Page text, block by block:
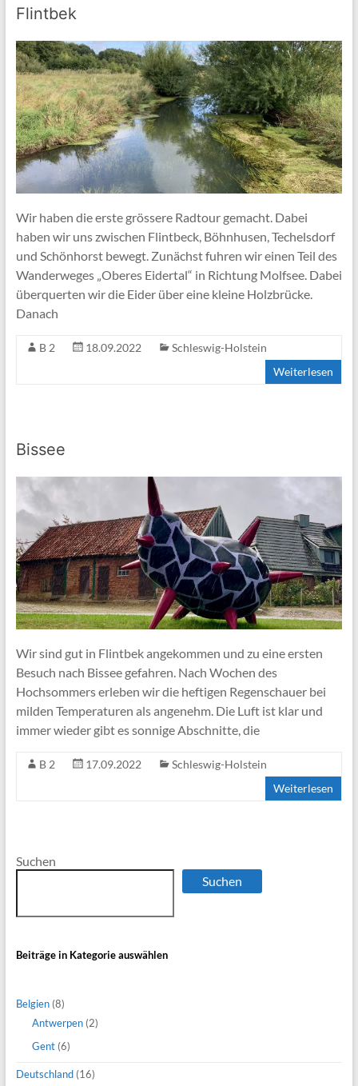
Flintbek
Wir haben die erste grössere Radtour gemacht. Dabei
haben wir uns zwischen Flintbeck, Böhnhusen, Techelsdorf
und Schönhorst bewegt. Zunächst fuhren wir einen Teil des
Wanderweges „Oberes Eidertal“ in Richtung Molfsee. Dabei
überquerten wir die Eider über eine kleine Holzbrücke.
Danach
B 2 18.09.2022
Schleswig-Holstein
Weiterlesen
Bissee
Wir sind gut in Flintbek angekommen und zu eine ersten
Besuch nach Bissee gefahren. Nach Wochen des
Hochsommers erleben wir die heftigen Regenschauer bei
milden Temperaturen als angenehm. Die Luft ist klar und
immer wieder gibt es sonnige Abschnitte, die
B 2 17.09.2022
Schleswig-Holstein
Weiterlesen
Suchen
Suchen
Beiträge in Kategorie auswählen
Belgien(8)
Antwerpen(2)
Gent(6)
Deutschland(16)